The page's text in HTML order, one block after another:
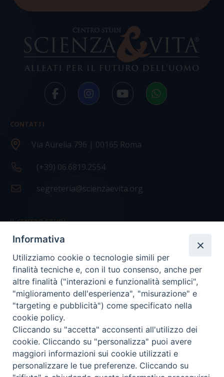
CONTATTI
Via Aurelia 796 | 00165 Roma
(+39) 06.6819.2554
segreteria@scienzaevita.org
IL CENTRO STUDI
La nostra storia
Statuto
Presidenza e ufficio presidenza
Consiglio scientifico
Coordinamento nazionale
Informativa
Utilizziamo cookie o tecnologie simili per
finalità tecniche e, con il tuo consenso, anche per
altre finalità ("interazioni e funzionalità semplici",
"miglioramento dell'esperienza", "misurazione" e
"targeting e pubblicità") come specificato nella
cookie policy.
Cliccando su "accetta" acconsenti all'utilizzo dei
cookie. Cliccando su "personalizza" puoi avere
maggiori informazioni sui cookie utilizzati e
personalizzare le tue preferenze. Cliccando su